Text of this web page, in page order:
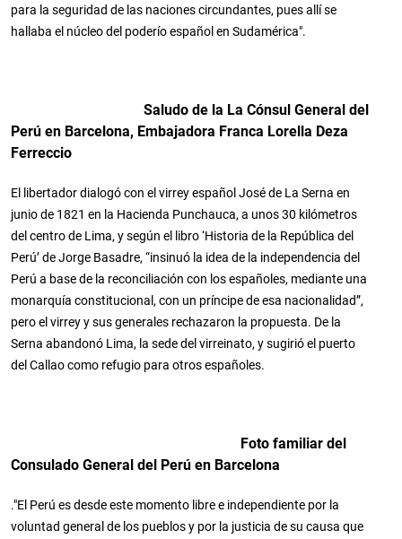
para la seguridad de las naciones circundantes, pues allí se
hallaba el núcleo del poderío español en Sudamérica".
Saludo de la La Cónsul General del
Perú en Barcelona, Embajadora Franca Lorella Deza
Ferreccio
El libertador dialogó con el virrey español José de La Serna en
junio de 1821 en la Hacienda Punchauca, a unos 30 kilómetros
del centro de Lima, y según el libro ‘Historia de la República del
Perú’ de Jorge Basadre, “insinuó la idea de la independencia del
Perú a base de la reconciliación con los españoles, mediante una
monarquía constitucional, con un príncipe de esa nacionalidad”,
pero el virrey y sus generales rechazaron la propuesta. De la
Serna abandonó Lima, la sede del virreinato, y sugirió el puerto
del Callao como refugio para otros españoles.
Foto familiar del
Consulado General del Perú en Barcelona
."El Perú es desde este momento libre e independiente por la
voluntad general de los pueblos y por la justicia de su causa que